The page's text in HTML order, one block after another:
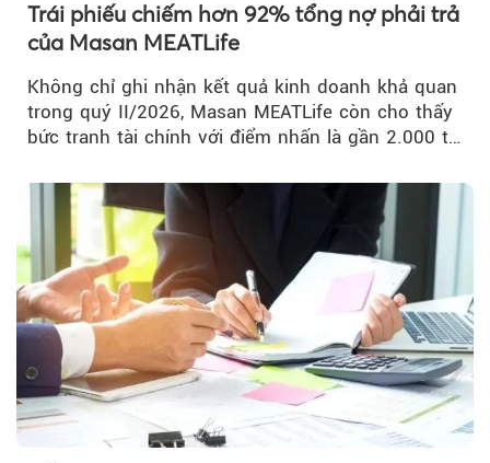
Trái phiếu chiếm hơn 92% tổng nợ phải trả
của Masan MEATLife
Không chỉ ghi nhận kết quả kinh doanh khả quan
trong quý II/2026, Masan MEATLife còn cho thấy
bức tranh tài chính với điểm nhấn là gần 2.000 tỷ